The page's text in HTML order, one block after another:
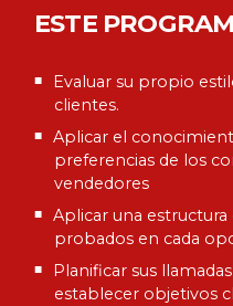
ESTE
Evaluar su propio
clientes.
Aplicar el
preferencias de los
vendedores
Aplicar una
probados en cada
Planificar sus
establecer objetivos